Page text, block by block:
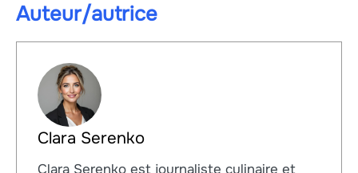
Auteur/autrice
Clara Serenko
Clara Serenko est journaliste culinaire et